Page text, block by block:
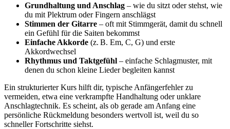
Grundhaltung und Anschlag – wie du sitzt oder stehst, wie
du mit Plektrum oder Fingern anschlägst
Stimmen der Gitarre – oft mit Stimmgerät, damit du schnell
ein Gefühl für die Saiten bekommst
Einfache Akkorde (z. B. Em, C, G) und erste
Akkordwechsel
Rhythmus und Taktgefühl – einfache Schlagmuster, mit
denen du schon kleine Lieder begleiten kannst
Ein strukturierter Kurs hilft dir, typische Anfängerfehler zu
vermeiden, etwa eine verkrampfte Handhaltung oder unklare
Anschlagtechnik. Es scheint, als ob gerade am Anfang eine
persönliche Rückmeldung besonders wertvoll ist, weil du so
schneller Fortschritte siehst.